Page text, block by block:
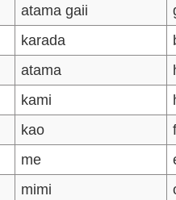
atama gaii
karada
atama
kami
kao
me
mimi